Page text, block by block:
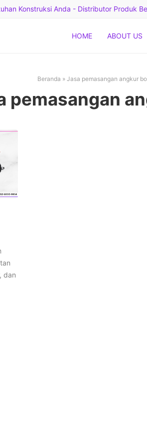
Konstruksi Anda - Distributor Produk
HOME ABOUT US
Beranda » Jasa pemasangan angkur
pemasangan
dan